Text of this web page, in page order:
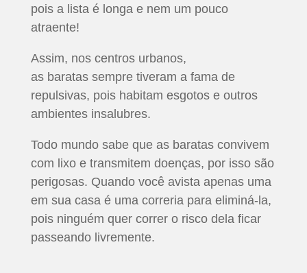
pois a lista é longa e nem um pouco
atraente!
Assim, nos centros urbanos,
as baratas sempre tiveram a fama de
repulsivas, pois habitam esgotos e outros
ambientes insalubres.
Todo mundo sabe que as baratas convivem
com lixo e transmitem doenças, por isso são
perigosas. Quando você avista apenas uma
em sua casa é uma correria para eliminá-la,
pois ninguém quer correr o risco dela ficar
passeando livremente.